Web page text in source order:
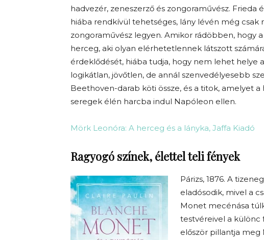
hadvezér, zeneszerző és zongoraművész.
hiába rendkívül tehetséges, lány lévén még csak
zongoraművész legyen. Amikor rádöbben, hogy
herceg, aki olyan elérhetetlennek látszott
érdeklődését, hiába tudja, hogy nem lehet helye
logikátlan, jövőtlen, de annál szenvedélyesebb
Beethoven-darab köti össze, és a titok, amelyet
seregek élén harcba indul Napóleon ellen.
Mörk Leonóra: A herceg és a lányka, Jaffa Kiadó
Ragyogó színek, élettel teli fények
Párizs, 1876. A
eladósodik, mivel a
Monet mecénása
testvéreivel a különc
először pillantja meg